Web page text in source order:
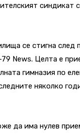
синдикат
се стигна след
News. Целта е
гимназия по
няколко
да има нулев